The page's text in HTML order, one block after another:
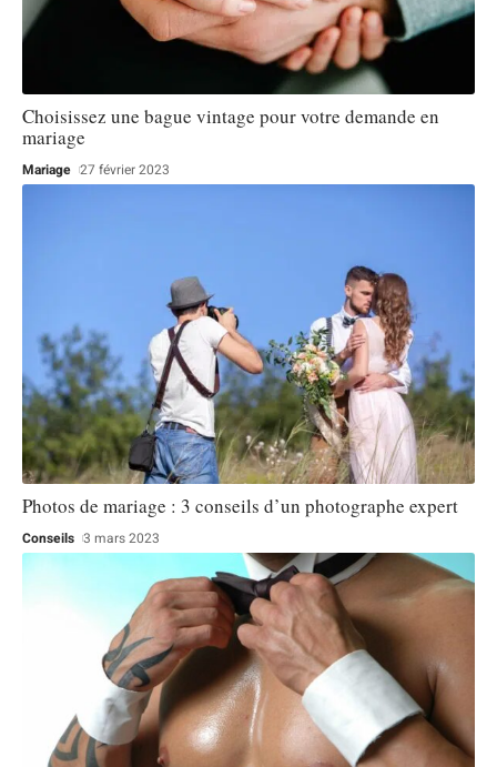
Choisissez une bague vintage pour votre demande en
mariage
Mariage 27 février 2023
Photos de mariage : 3 conseils d’un photographe expert
Conseils 3 mars 2023